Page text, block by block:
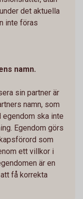
det aktuella
inte föras
namn.
sin partner är
namn, som
ska inte
Egendom görs
som
ett villkor i
är en
få korrekta